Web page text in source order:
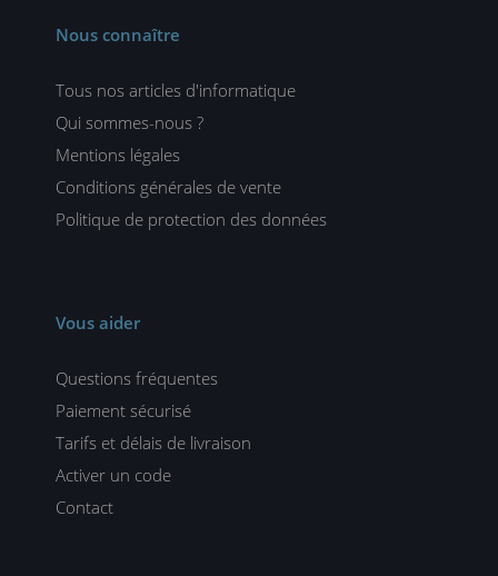
Nous connaître
Tous nos articles d'informatique
Qui sommes-nous ?
Mentions légales
Conditions générales de vente
Politique de protection des données
Vous aider
Questions fréquentes
Paiement sécurisé
Tarifs et délais de livraison
Activer un code
Contact